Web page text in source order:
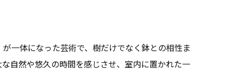
一体になった芸術で、樹だけでなく鉢との相性ま
自然や悠久の時間を感じさせ、室内に置かれた一